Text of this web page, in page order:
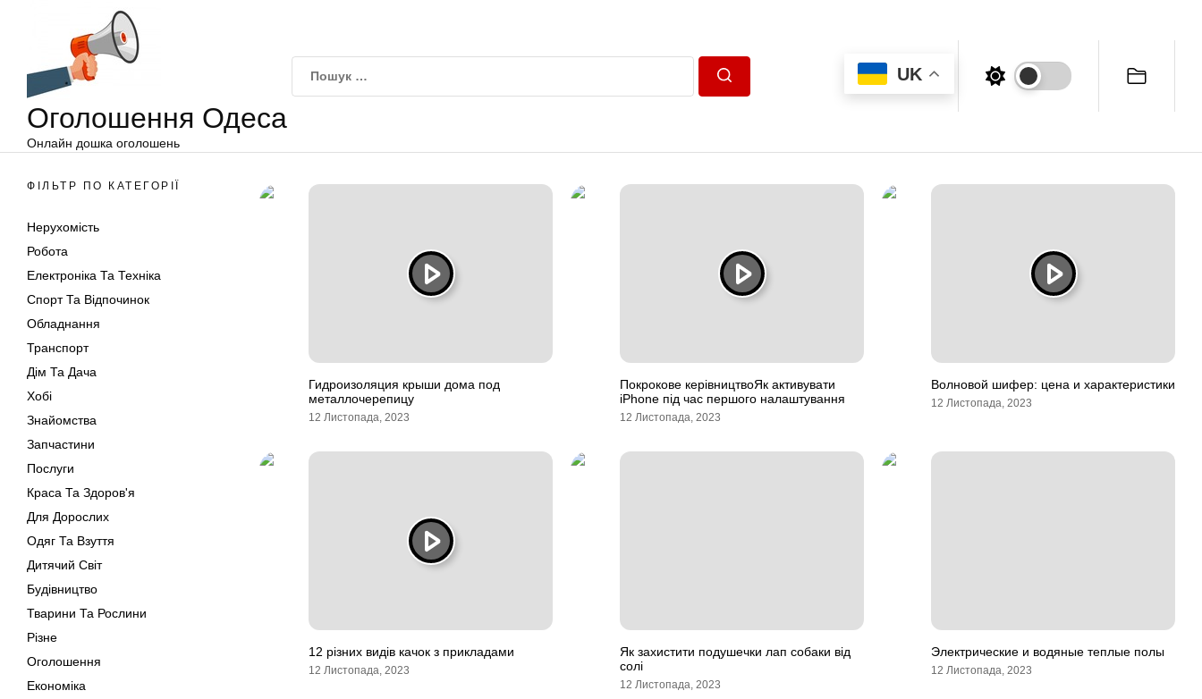
Оголошення Одеса
Онлайн дошка оголошень
UK
ФІЛЬТР ПО КАТЕГОРІЇ
Нерухомість
Робота
Електроніка Та Техніка
Спорт Та Відпочинок
Обладнання
Транспорт
Дім Та Дача
Хобі
Знайомства
Запчастини
Послуги
Краса Та Здоров'я
Для Дорослих
Одяг Та Взуття
Дитячий Світ
Будівництво
Тварини Та Рослини
Різне
Оголошення
Економіка
Гидроизоляция крыши дома под
металлочерепицу
12 Листопада, 2023
Покрокове керівництвоЯк активувати
iPhone під час першого налаштування
12 Листопада, 2023
Волновой шифер: цена и характеристики
12 Листопада, 2023
12 різних видів качок з прикладами
12 Листопада, 2023
Як захистити подушечки лап собаки від
солі
12 Листопада, 2023
Электрические и водяные теплые полы
12 Листопада, 2023